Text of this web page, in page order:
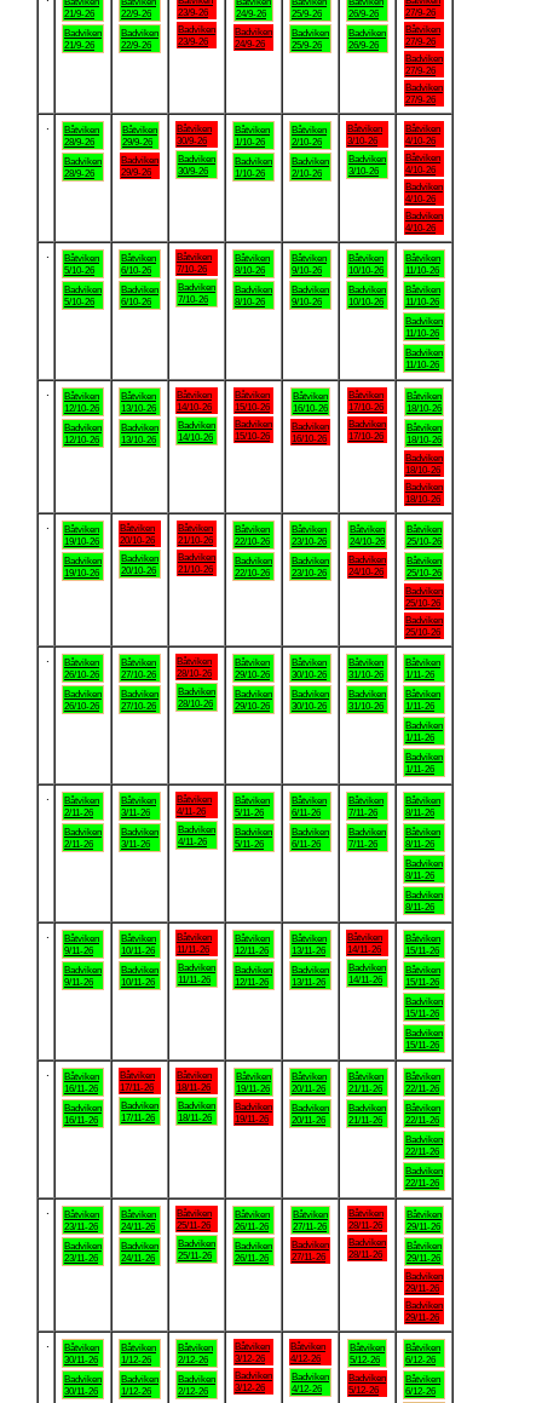
21/9-26
Badviken
21/9-26
22/9-26
Badviken
22/9-26
23/9-26
Badviken
23/9-26
24/9-26
Badviken
24/9-26
25/9-26
Badviken
25/9-26
26/9-26
Badviken
26/9-26
27/9-26
Båtviken
27/9-26
Badviken
27/9-26
Badviken
27/9-26
Båtviken
28/9-26
Badviken
28/9-26
Båtviken
29/9-26
Badviken
29/9-26
Båtviken
30/9-26
Badviken
30/9-26
Båtviken
1/10-26
Badviken
1/10-26
Båtviken
2/10-26
Badviken
2/10-26
Båtviken
3/10-26
Badviken
3/10-26
Båtviken
4/10-26
Båtviken
4/10-26
Badviken
4/10-26
Badviken
4/10-26
Båtviken
5/10-26
Badviken
5/10-26
Båtviken
6/10-26
Badviken
6/10-26
Båtviken
7/10-26
Badviken
7/10-26
Båtviken
8/10-26
Badviken
8/10-26
Båtviken
9/10-26
Badviken
9/10-26
Båtviken
10/10-26
Badviken
10/10-26
Båtviken
11/10-26
Båtviken
11/10-26
Badviken
11/10-26
Badviken
11/10-26
Båtviken
12/10-26
Badviken
12/10-26
Båtviken
13/10-26
Badviken
13/10-26
Båtviken
14/10-26
Badviken
14/10-26
Båtviken
15/10-26
Badviken
15/10-26
Båtviken
16/10-26
Badviken
16/10-26
Båtviken
17/10-26
Badviken
17/10-26
Båtviken
18/10-26
Båtviken
18/10-26
Badviken
18/10-26
Badviken
18/10-26
Båtviken
19/10-26
Badviken
19/10-26
Båtviken
20/10-26
Badviken
20/10-26
Båtviken
21/10-26
Badviken
21/10-26
Båtviken
22/10-26
Badviken
22/10-26
Båtviken
23/10-26
Badviken
23/10-26
Båtviken
24/10-26
Badviken
24/10-26
Båtviken
25/10-26
Båtviken
25/10-26
Badviken
25/10-26
Badviken
25/10-26
Båtviken
26/10-26
Badviken
26/10-26
Båtviken
27/10-26
Badviken
27/10-26
Båtviken
28/10-26
Badviken
28/10-26
Båtviken
29/10-26
Badviken
29/10-26
Båtviken
30/10-26
Badviken
30/10-26
Båtviken
31/10-26
Badviken
31/10-26
Båtviken
1/11-26
Båtviken
1/11-26
Badviken
1/11-26
Badviken
1/11-26
Båtviken
2/11-26
Badviken
2/11-26
Båtviken
3/11-26
Badviken
3/11-26
Båtviken
4/11-26
Badviken
4/11-26
Båtviken
5/11-26
Badviken
5/11-26
Båtviken
6/11-26
Badviken
6/11-26
Båtviken
7/11-26
Badviken
7/11-26
Båtviken
8/11-26
Båtviken
8/11-26
Badviken
8/11-26
Badviken
8/11-26
Båtviken
9/11-26
Badviken
9/11-26
Båtviken
10/11-26
Badviken
10/11-26
Båtviken
11/11-26
Badviken
11/11-26
Båtviken
12/11-26
Badviken
12/11-26
Båtviken
13/11-26
Badviken
13/11-26
Båtviken
14/11-26
Badviken
14/11-26
Båtviken
15/11-26
Båtviken
15/11-26
Badviken
15/11-26
Badviken
15/11-26
Båtviken
16/11-26
Badviken
16/11-26
Båtviken
17/11-26
Badviken
17/11-26
Båtviken
18/11-26
Badviken
18/11-26
Båtviken
19/11-26
Badviken
19/11-26
Båtviken
20/11-26
Badviken
20/11-26
Båtviken
21/11-26
Badviken
21/11-26
Båtviken
22/11-26
Båtviken
22/11-26
Badviken
22/11-26
Badviken
22/11-26
Båtviken
23/11-26
Badviken
23/11-26
Båtviken
24/11-26
Badviken
24/11-26
Båtviken
25/11-26
Badviken
25/11-26
Båtviken
26/11-26
Badviken
26/11-26
Båtviken
27/11-26
Badviken
27/11-26
Båtviken
28/11-26
Badviken
28/11-26
Båtviken
29/11-26
Båtviken
29/11-26
Badviken
29/11-26
Badviken
29/11-26
Båtviken
30/11-26
Badviken
30/11-26
Båtviken
1/12-26
Badviken
1/12-26
Båtviken
2/12-26
Badviken
2/12-26
Båtviken
3/12-26
Badviken
3/12-26
Båtviken
4/12-26
Badviken
4/12-26
Båtviken
5/12-26
Badviken
5/12-26
Båtviken
6/12-26
Båtviken
6/12-26